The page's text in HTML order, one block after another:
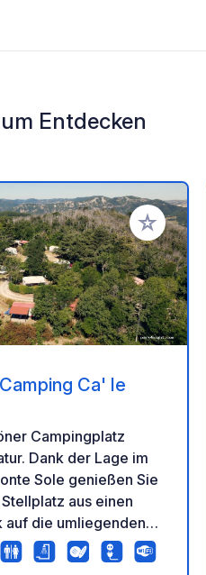
Entdecken
Zu Ihren
Ca' le
Campingplatz
Dank der Lage im
Sole genießen Sie
aus einen
auf die umliegenden
der Ruhe und